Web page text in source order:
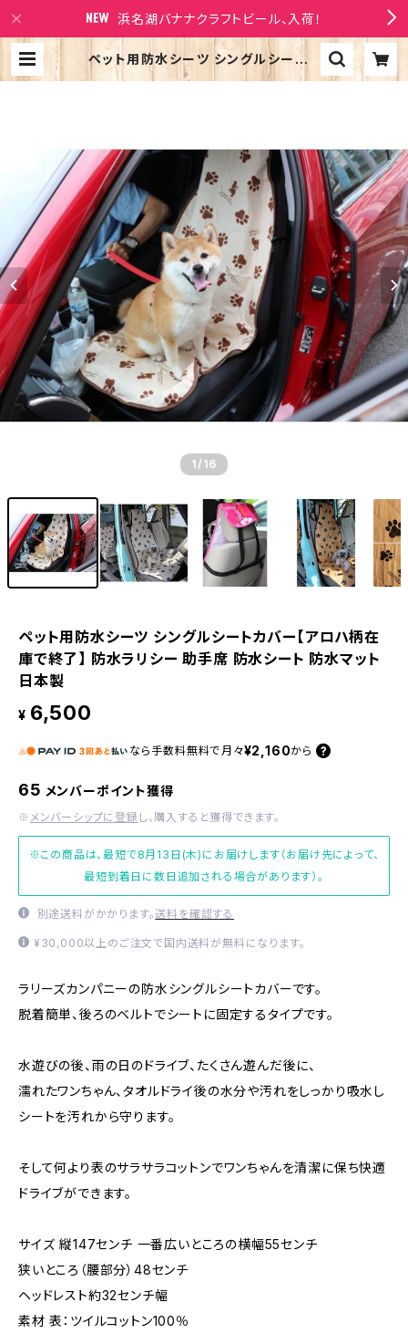
浜名湖バナナクラフトビール、入荷！
ペット用防水シーツ シングルシートカ
バー【アロハ柄在庫で終了】 防水ラリ
1 /16
ペット用防水シーツ シングルシートカバー【アロハ柄在
庫で終了】 防水ラリシー 助手席 防水シート 防水マット
日本製
¥ 6,500
なら 手数料無料で 月々¥2,160から
65 メンバーポイント獲得
※ メンバーシップに登録 し、購入すると獲得できます。
※この商品は、最短で8月13日(木)にお届けします（お届け先によって、
最短到着日に数日追加される場合があります）。
別途送料がかかります。送料を確認する
¥30,000以上のご注文で国内送料が無料になります。
ラリーズカンパニーの防水シングルシートカバーです。
脱着簡単、後ろのベルトでシートに固定するタイプです。
水遊びの後、雨の日のドライブ、たくさん遊んだ後に、
濡れたワンちゃん、タオルドライ後の水分や汚れをしっかり吸水し
シートを汚れから守ります。
そして何より表のサラサラコットンでワンちゃんを清潔に保ち快適
ドライブができます。
サイズ 縦147センチ 一番広いところの横幅55センチ
狭いところ（腰部分）48センチ
ヘッドレスト約32センチ幅
素材 表：ツイルコットン100％